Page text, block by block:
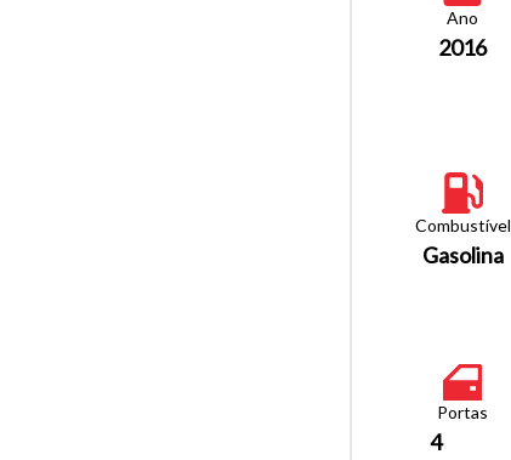
Ano
2016
Combustível
Gasolina
Portas
4